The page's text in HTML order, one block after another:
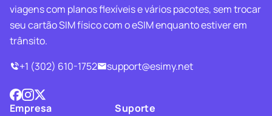
viagens com planos flexíveis e vários pacotes, sem trocar
seu cartão SIM físico com o eSIM enquanto estiver em
trânsito.
+1 (302) 610-1752
support@esimy.net
Empresa Suporte